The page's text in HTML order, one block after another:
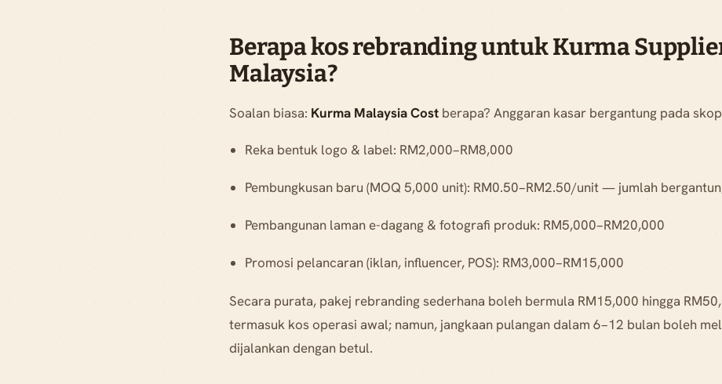
Berapa kos rebranding untuk Kurma
Malaysia?
Soalan biasa: Kurma Malaysia Cost berapa? Anggaran kasar bergantung pada
Reka bentuk logo & label: RM2,000–RM8,000
Pembungkusan baru (MOQ 5,000 unit): RM0.50–RM2.50/unit — jumlah
Pembangunan laman e-dagang & fotografi produk: RM5,000–RM20,000
Promosi pelancaran (iklan, influencer, POS): RM3,000–RM15,000
Secara purata, pakej rebranding sederhana boleh bermula RM15,000 hingga
termasuk kos operasi awal; namun, jangkaan pulangan dalam 6–12 bulan boleh
dijalankan dengan betul.